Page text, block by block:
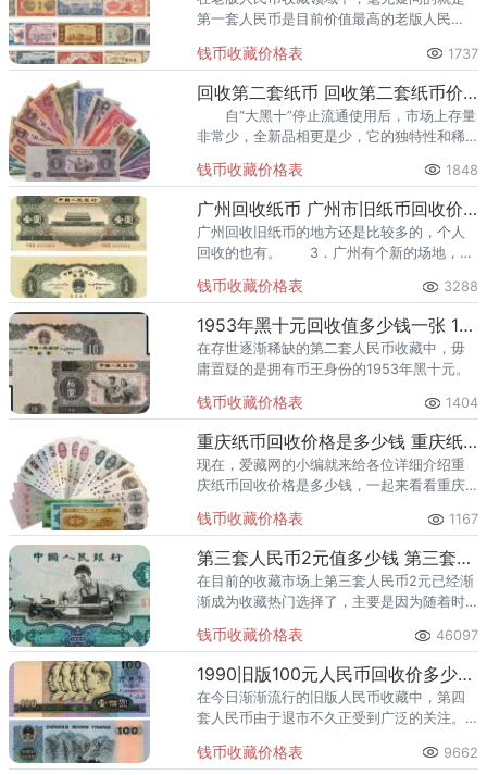
第一套人民币是目前价值最高的老版人民
了要关注回收人民币价格行情，同时也要对
第一套人民币进行真假鉴定。
钱币收藏价格表 1737
回收第二套纸币 回收第二套纸币价目表汇总
自“大黑十”停止流通使用后，市场上存量
非常少，全新品相更是少，它的独特性和稀
钱币收藏价格表 1848
广州回收纸币 广州市旧纸币回收价格表
广州回收旧纸币的地方还是比较多的，个人
回收的也有。 3．广州有个新的场地，广
中心位于海珠中路288号穗安楼。
钱币收藏价格表 3288
1953年黑十元回收值多少钱一张 1953年黑十元回收最新报价表
在存世逐渐稀缺的第二套人民币收藏中，毋
庸置疑的是拥有币王身份的1953年黑十元。
钱币收藏价格表 1404
重庆纸币回收价格是多少钱 重庆纸币回收价格表一览
现在，爱藏网的小编就来给各位详细介绍重
庆纸币回收价格是多少钱，一起来看看重庆
钱币收藏价格表 1167
第三套人民币2元值多少钱 第三套人民币2元图片及价格一览
在目前的收藏市场上第三套人民币2元已经渐
渐成为收藏热门选择了，主要是因为随着时
来越稀少，目前其价值与价格也一路走高，
收藏人气与热度更是持续高
钱币收藏价格表 46097
1990旧版100元人民币回收价多少钱 1990旧版100元人民币回收报价表
在今日渐渐流行的旧版人民币收藏中，第四
套人民币由于退市不久正受到广泛的关注。
话，一定要多加学习相关的专业知识，这样
钱币收藏价格表 9662